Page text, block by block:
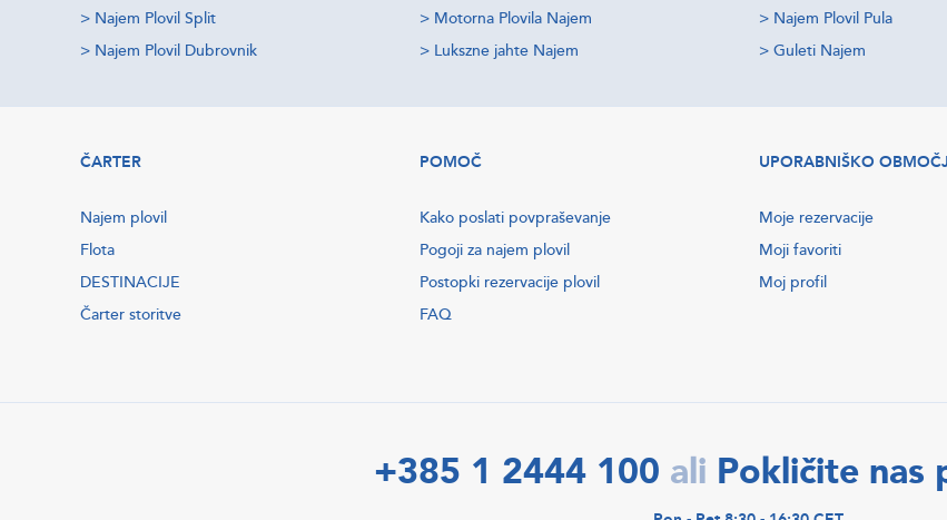
> Najem Plovil Split
> Najem Plovil Dubrovnik
> Motorna Plovila Najem
> Lukszne jahte Najem
> Najem Plovil Pula
> Guleti Najem
ČARTER
Najem plovil
Flota
DESTINACIJE
Čarter storitve
POMOČ
Kako poslati povpraševanje
Pogoji za najem plovil
Postopki rezervacije plovil
FAQ
UPORABNIŠKO
Moje rezervacije
Moji favoriti
Moj profil
+385 1 2444 100 ali Pokličite nas